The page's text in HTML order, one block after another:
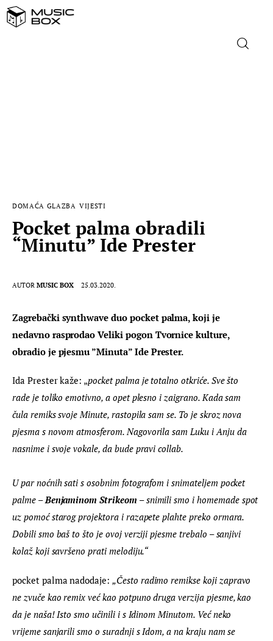
MUSIC BOX
DOMAĆA GLAZBA VIJESTI
Pocket palma obradili
“Minutu” Ide Prester
AUTOR MUSIC BOX 25.03.2020.
Zagrebački synthwave duo pocket palma, koji je
nedavno rasprodao Veliki pogon Tvornice kulture,
obradio je pjesmu ”Minuta” Ide Prester.
Ida Prester kaže: „pocket palma je totalno otkriće. Sve što
rade je toliko emotivno, a opet plesno i zaigrano. Kada sam
čula remiks svoje Minute, rastopila sam se. To je skroz nova
pjesma s novom atmosferom. Nagovorila sam Luku i Anju da
nasnime i svoje vokale, da bude pravi collab.
U par noćnih sati s osobnim fotografom i snimateljem pocket
palme – Benjaminom Strikeom – snimili smo i homemade spot
uz pomoć starog projektora i razapete plahte preko ormara.
Dobili smo baš to što je ovoj verziji pjesme trebalo – sanjivi
kolaž koji savršeno prati melodiju.“
pocket palma nadodaje: „Često radimo remikse koji zapravo
ne zvuče kao remix već kao potpuno druga verzija pjesme, kao
da je naša! Isto smo učinili i s Idinom Minutom. Već neko
vrijeme sanjarili smo o suradnji s Idom, a na kraju nam se